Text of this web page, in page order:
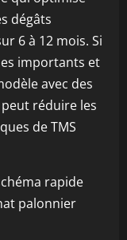
dégâts
6 à 12 mois. Si
importants et
avec des
réduire les
de TMS
rapide
palonnier